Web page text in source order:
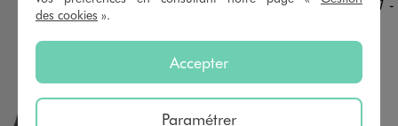
des cookies ».
Accepter
Paramétrer